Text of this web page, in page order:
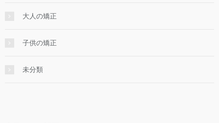
大人の矯正
子供の矯正
未分類